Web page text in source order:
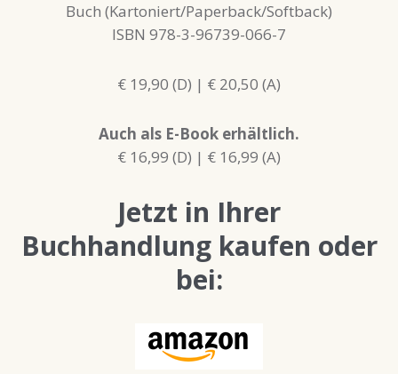
Buch (Kartoniert/Paperback/Softback)
ISBN 978-3-96739-066-7
€ 19,90 (D) | € 20,50 (A)
Auch als E-Book erhältlich.
€ 16,99 (D) | € 16,99 (A)
Jetzt in Ihrer
Buchhandlung kaufen oder
bei: